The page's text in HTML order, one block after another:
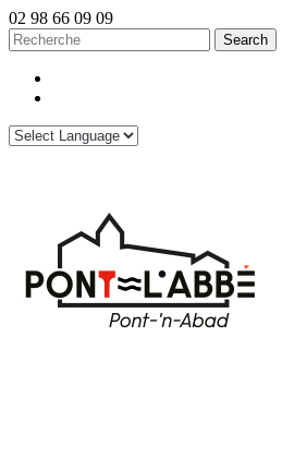
02 98 66 09 09